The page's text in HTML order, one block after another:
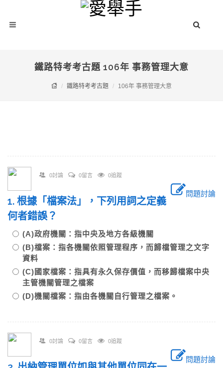
鐵路特考考古題 106年 事務管理大意
鐵路特考考古題 106年 事務管理大意
0討論 0留言 0追蹤
問題討論
1. 根據「檔案法」，下列用詞之定義
何者錯誤？
(A)政府機關：指中央及地方各級機關
(B)檔案：指各機關依照管理程序，而歸檔管理之文字
資料
(C)國家檔案：指具有永久保存價值，而移歸檔案中央
主管機關管理之檔案
(D)機關檔案：指由各機關自行管理之檔案。
0討論 0留言 0追蹤
問題討論